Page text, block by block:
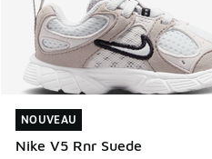
NOUVEAU
Nike V5 Rnr Suede
NOUVEAU